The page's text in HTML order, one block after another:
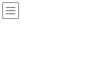
コ
ン
ナ
ビ